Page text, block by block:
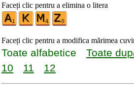
Faceți clic pentru a elimina o litera
Faceți clic pentru a modifica mărimea
Toate alfabetice Toate
10
11 12